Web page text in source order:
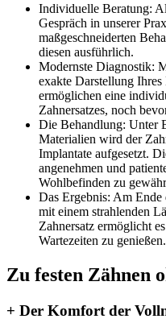
Individuelle Beratung:
Gespräch in unserer
maßgeschneiderten
diesen ausführlich.
Modernste Diagnostik:
exakte Darstellung
ermöglichen eine
Zahnersatzes, noch
Die Behandlung: Unter
Materialien wird der
Implantate aufgesetzt.
angenehmen und
Wohlbefinden zu
Das Ergebnis: Am Ende
mit einem strahlenden
Zahnersatz ermöglicht
Wartezeiten zu genießen.
Zu festen Zähnen
+ Der Komfort der